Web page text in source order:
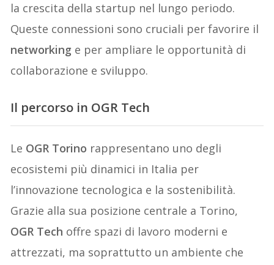
la crescita della startup nel lungo periodo.
Queste connessioni sono cruciali per favorire il
networking e per ampliare le opportunità di
collaborazione e sviluppo.
Il percorso in OGR Tech
Le OGR Torino rappresentano uno degli
ecosistemi più dinamici in Italia per
l’innovazione tecnologica e la sostenibilità.
Grazie alla sua posizione centrale a Torino,
OGR Tech offre spazi di lavoro moderni e
attrezzati, ma soprattutto un ambiente che